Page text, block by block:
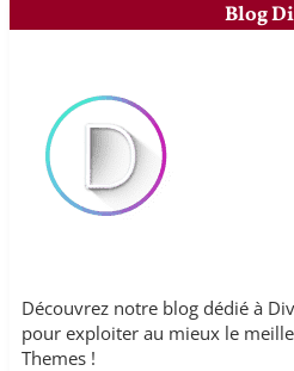
Blog
Découvrez notre blog dédié à
pour exploiter au mieux le
Themes !